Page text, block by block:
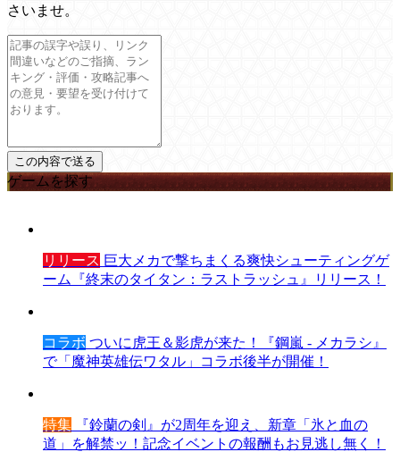
さいませ。
ゲームを探す
リリース 巨大メカで撃ちまくる爽快シューティングゲ
ーム『終末のタイタン：ラストラッシュ』リリース！
コラボ ついに虎王＆影虎が来た！『鋼嵐 - メカラシ』
で「魔神英雄伝ワタル」コラボ後半が開催！
特集 『鈴蘭の剣』が2周年を迎え、新章「氷と血の
道」を解禁ッ！記念イベントの報酬もお見逃し無く！